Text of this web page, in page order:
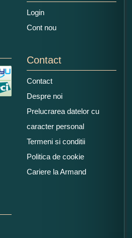
Login
Cont nou
Contact
Contact
Despre noi
Prelucrarea datelor cu
caracter personal
Termeni si conditii
Politica de cookie
Cariere la Armand